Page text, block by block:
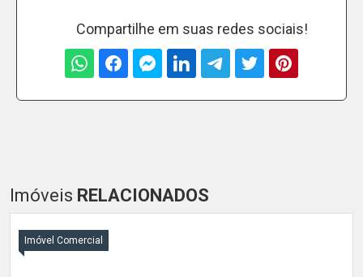
Compartilhe em suas redes sociais!
Imóveis RELACIONADOS
Imóvel Comercial